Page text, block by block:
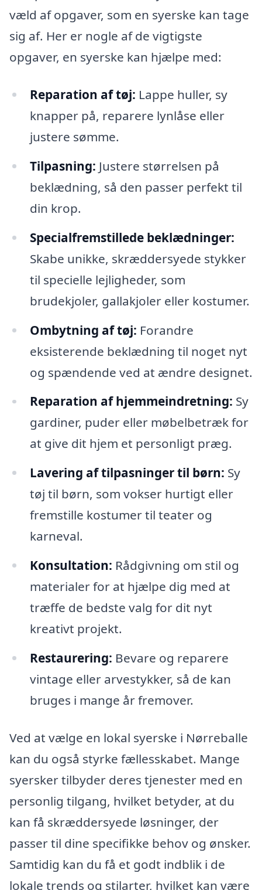
væld af opgaver, som en syerske kan tage
sig af. Her er nogle af de vigtigste
opgaver, en syerske kan hjælpe med:
Reparation af tøj: Lappe huller, sy
knapper på, reparere lynlåse eller
justere sømme.
Tilpasning: Justere størrelsen på
beklædning, så den passer perfekt til
din krop.
Specialfremstillede beklædninger:
Skabe unikke, skræddersyede stykker
til specielle lejligheder, som
brudekjoler, gallakjoler eller kostumer.
Ombytning af tøj: Forandre
eksisterende beklædning til noget nyt
og spændende ved at ændre designet.
Reparation af hjemmeindretning: Sy
gardiner, puder eller møbelbetræk for
at give dit hjem et personligt præg.
Lavering af tilpasninger til børn: Sy
tøj til børn, som vokser hurtigt eller
fremstille kostumer til teater og
karneval.
Konsultation: Rådgivning om stil og
materialer for at hjælpe dig med at
træffe de bedste valg for dit nyt
kreativt projekt.
Restaurering: Bevare og reparere
vintage eller arvestykker, så de kan
bruges i mange år fremover.
Ved at vælge en lokal syerske i Nørreballe
kan du også styrke fællesskabet. Mange
syersker tilbyder deres tjenester med en
personlig tilgang, hvilket betyder, at du
kan få skræddersyede løsninger, der
passer til dine specifikke behov og ønsker.
Samtidig kan du få et godt indblik i de
lokale trends og stilarter, hvilket kan være